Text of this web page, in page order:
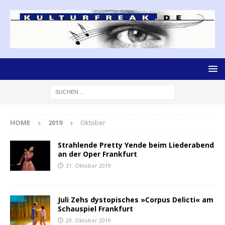
HOME 2019 Oktober
Strahlende Pretty Yende beim Liederabend
an der Oper Frankfurt
31. Oktober 2019
Juli Zehs dystopisches »Corpus Delicti« am
Schauspiel Frankfurt
29. Oktober 2019